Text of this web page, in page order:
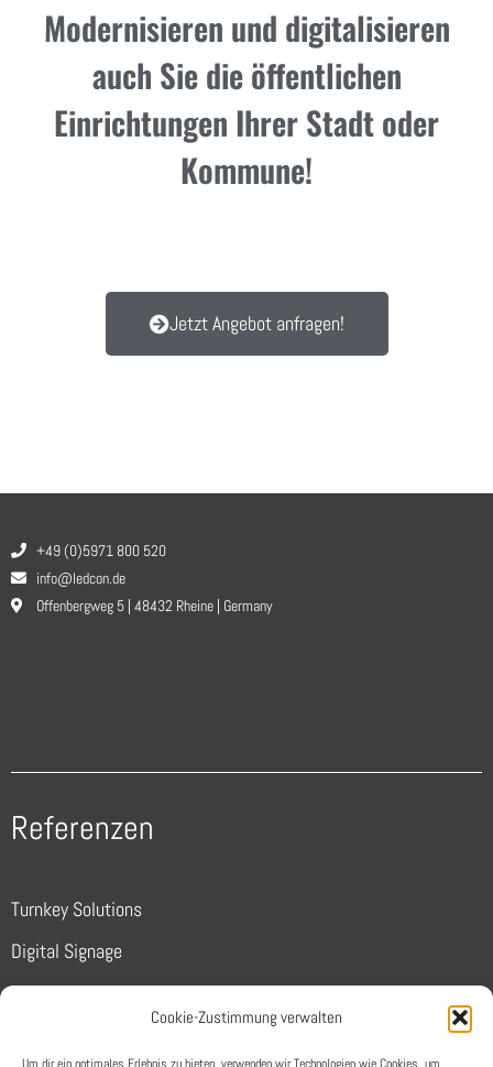
Cookie-Zustimmung verwalten
Modernisieren und digitalisieren
auch Sie die öffentlichen
Einrichtungen Ihrer Stadt oder
Kommune!
Jetzt Angebot anfragen!
+49 (0)5971 800 520
info@ledcon.de
Offenbergweg 5 | 48432 Rheine | Germany
Referenzen
Turnkey Solutions
Digital Signage
Sports